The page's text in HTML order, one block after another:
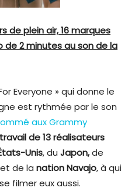
de plein air, 16 marques
de 2 minutes au son de la
Everyone » qui donne le
est rythmée par le son
aux Grammy
de 13 réalisateurs
Unis, du Japon,de
et de la nation Navajo, à qui
filmer eux aussi.